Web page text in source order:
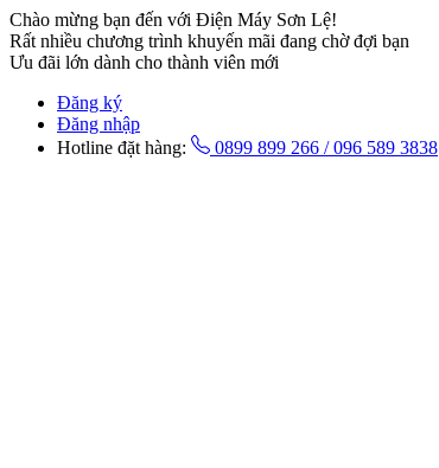
Chào mừng bạn đến với Điện Máy Sơn Lệ!
Rất nhiều chương trình khuyến mãi đang chờ đợi bạn
Ưu đãi lớn dành cho thành viên mới
Đăng ký
Đăng nhập
Hotline đặt hàng:
0899 899 266 / 096 589 3838